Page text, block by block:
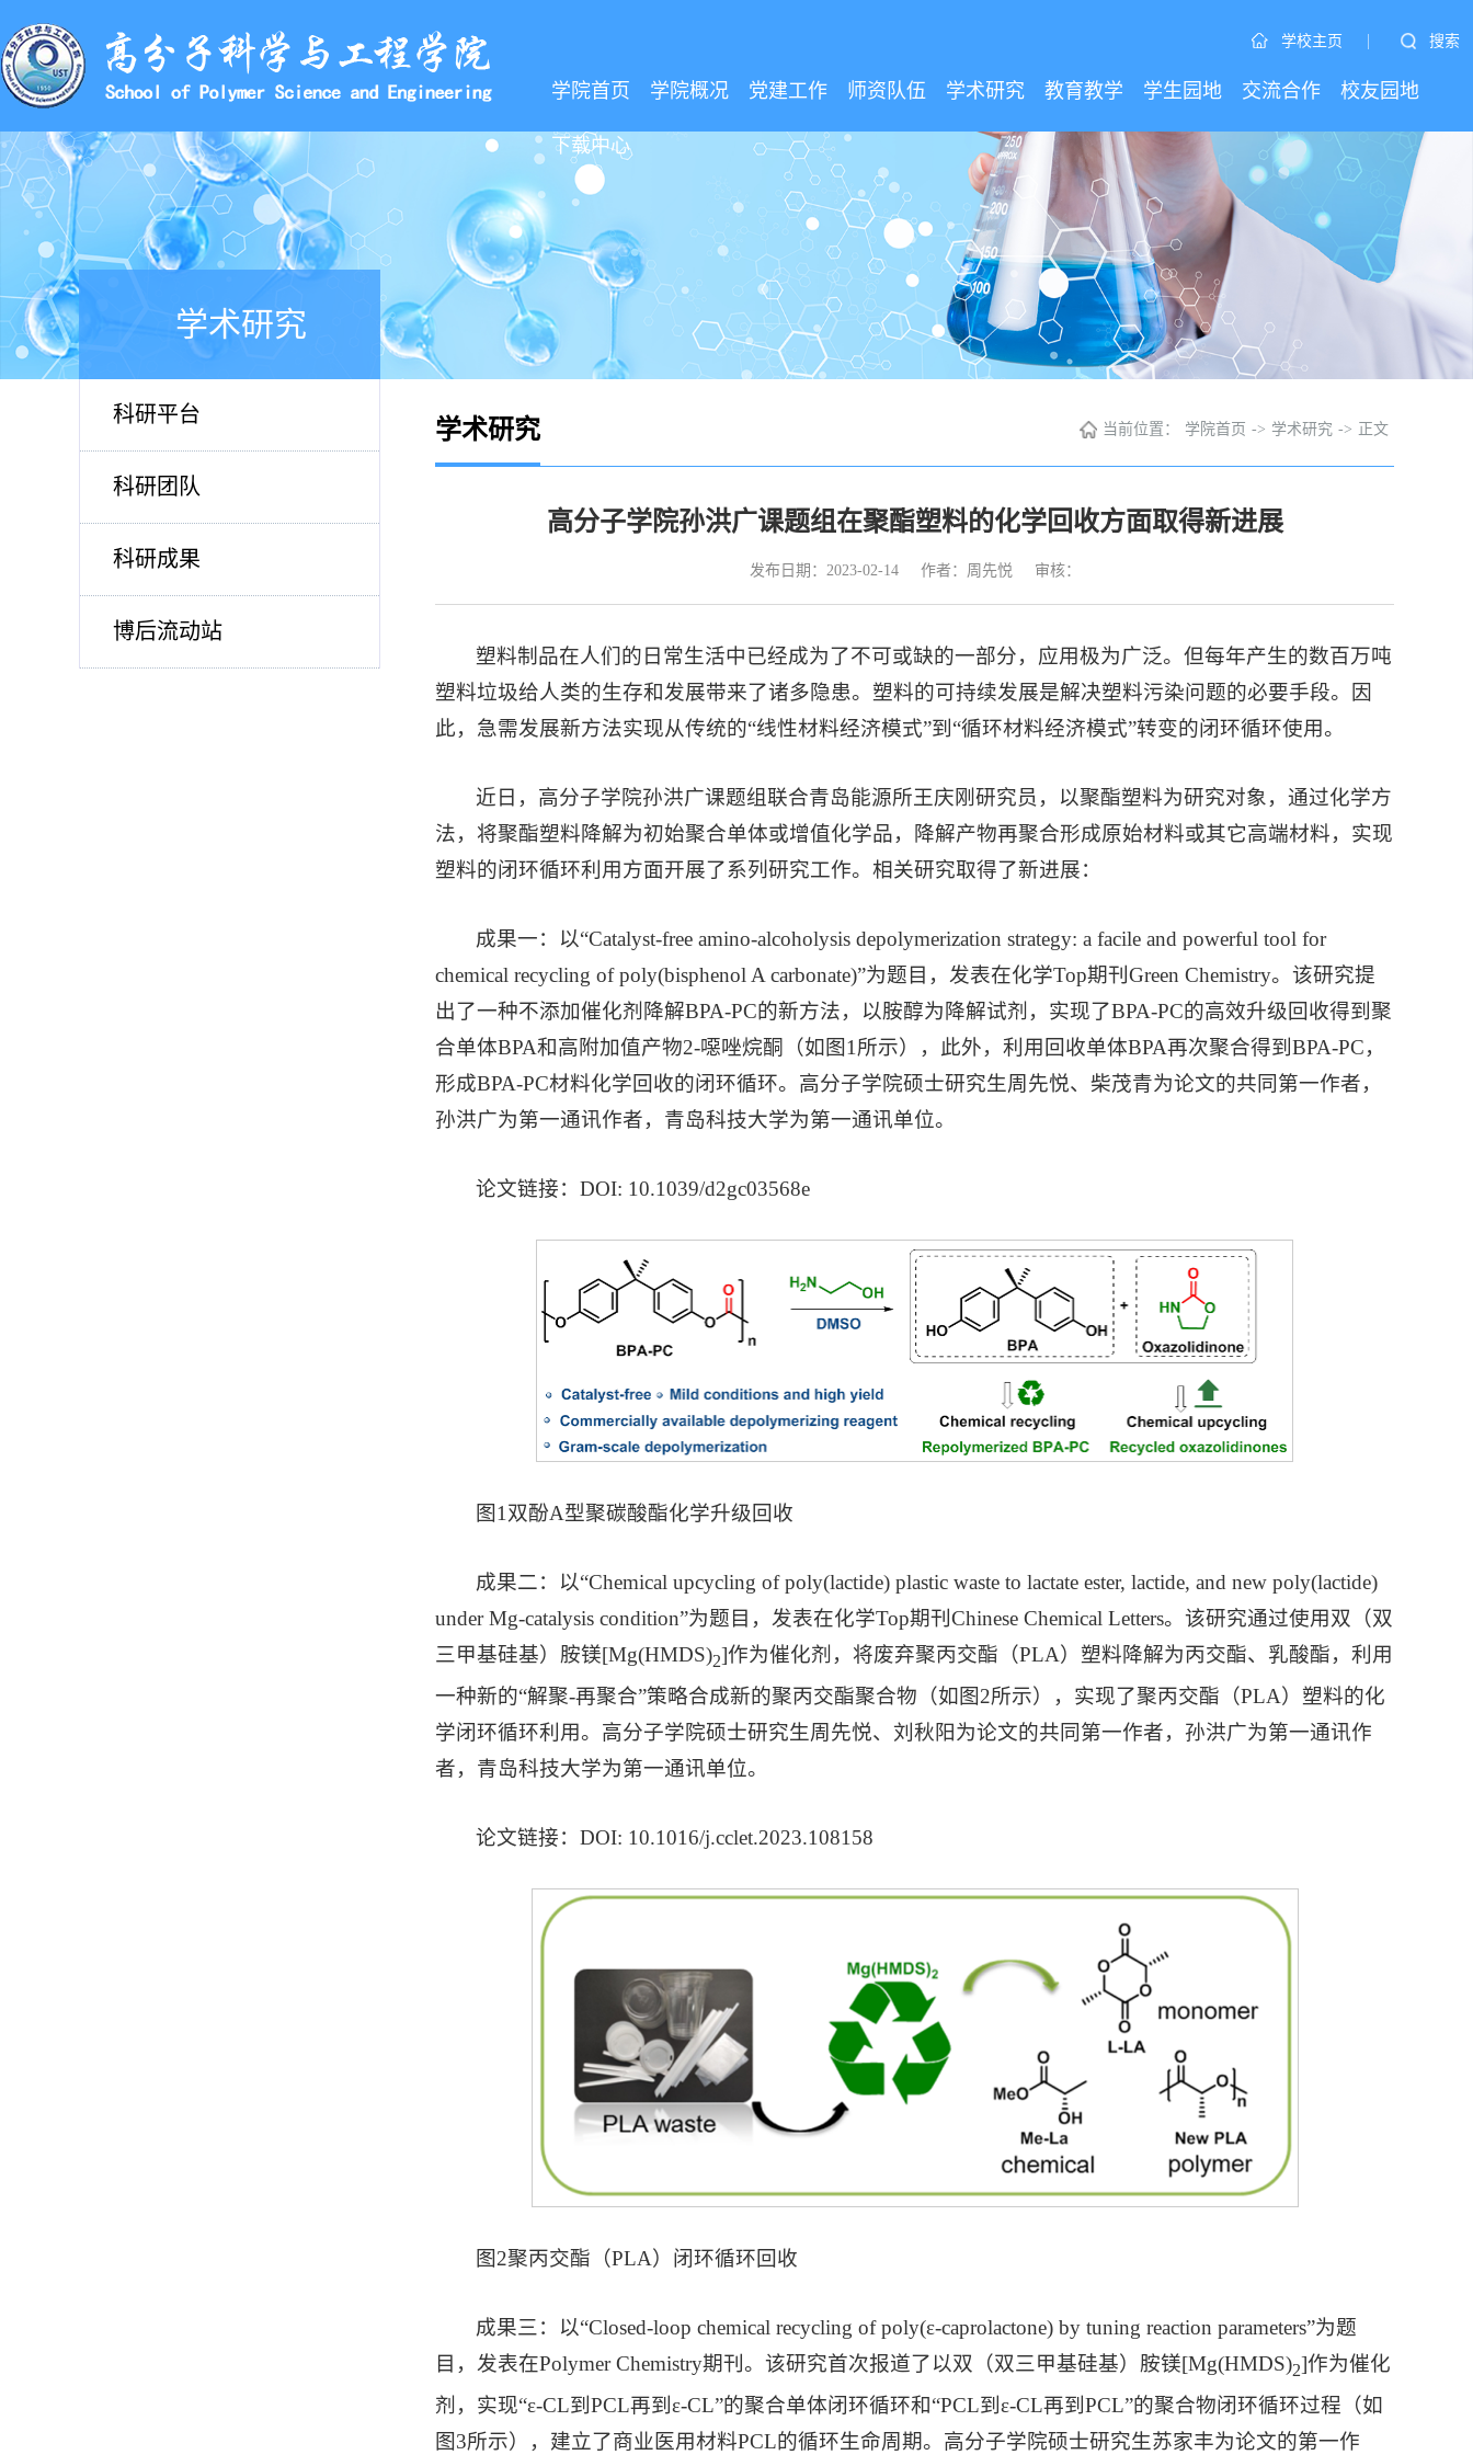
学校主页 | 搜索
学院首页 学院概况 党建工作 师资队伍 学术研究 教育教学 学生园地 交流合作 校友园地
下载中心
学术研究
科研平台
科研团队
科研成果
博后流动站
学术研究 当前位置： 学院首页 -> 学术研究 -> 正文
高分子学院孙洪广课题组在聚酯塑料的化学回收方面取得新进展
发布日期：2023-02-14 作者：周先悦 审核：
塑料制品在人们的日常生活中已经成为了不可或缺的一部分，应用极为广泛。但每年产生的数百万吨
塑料垃圾给人类的生存和发展带来了诸多隐患。塑料的可持续发展是解决塑料污染问题的必要手段。因
此，急需发展新方法实现从传统的“线性材料经济模式”到“循环材料经济模式”转变的闭环循环使用。
近日，高分子学院孙洪广课题组联合青岛能源所王庆刚研究员，以聚酯塑料为研究对象，通过化学方
法，将聚酯塑料降解为初始聚合单体或增值化学品，降解产物再聚合形成原始材料或其它高端材料，实现
塑料的闭环循环利用方面开展了系列研究工作。相关研究取得了新进展：
成果一： 以“Catalyst-free amino-alcoholysis depolymerization strategy: a facile and powerful tool for
chemical recycling of poly(bisphenol A carbonate)”为题目，发表在化学Top期刊Green Chemistry。该研究提
出了一种不添加催化剂降解BPA-PC的新方法，以胺醇为降解试剂，实现了BPA-PC的高效升级回收得到聚
合单体BPA和高附加值产物2-噁唑烷酮（如图1所示），此外，利用回收单体BPA再次聚合得到BPA-PC，
形成BPA-PC材料化学回收的闭环循环。高分子学院硕士研究生周先悦、柴茂青为论文的共同第一作者，
孙洪广为第一通讯作者，青岛科技大学为第一通讯单位。
论文链接：DOI: 10.1039/d2gc03568e
图1双酚A型聚碳酸酯化学升级回收
成果二： 以“Chemical upcycling of poly(lactide) plastic waste to lactate ester, lactide, and new poly(lactide)
under Mg-catalysis condition”为题目，发表在化学Top期刊Chinese Chemical Letters。该研究通过使用双（双
三甲基硅基）胺镁[Mg(HMDS)2]作为催化剂，将废弃聚丙交酯（PLA）塑料降解为丙交酯、乳酸酯，利用
一种新的“解聚-再聚合”策略合成新的聚丙交酯聚合物（如图2所示），实现了聚丙交酯（PLA）塑料的化
学闭环循环利用。高分子学院硕士研究生周先悦、刘秋阳为论文的共同第一作者，孙洪广为第一通讯作
者，青岛科技大学为第一通讯单位。
论文链接：DOI: 10.1016/j.cclet.2023.108158
图2聚丙交酯（PLA）闭环循环回收
成果三： 以“Closed-loop chemical recycling of poly(ε-caprolactone) by tuning reaction parameters”为题
目，发表在Polymer Chemistry期刊。该研究首次报道了以双（双三甲基硅基）胺镁[Mg(HMDS)2]作为催化
剂，实现“ε-CL到PCL再到ε-CL”的聚合单体闭环循环和“PCL到ε-CL再到PCL”的聚合物闭环循环过程（如
图3所示），建立了商业医用材料PCL的循环生命周期。高分子学院硕士研究生苏家丰为论文的第一作